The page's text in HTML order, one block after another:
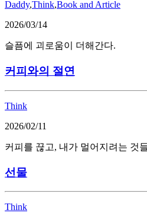
Daddy,Think,Book and Article
2026/03/14
슬픔에 괴로움이 더해간다.
커피와의 절연
Think
2026/02/11
커피를 끊고, 내가 멀어지려는 것
선물
Think